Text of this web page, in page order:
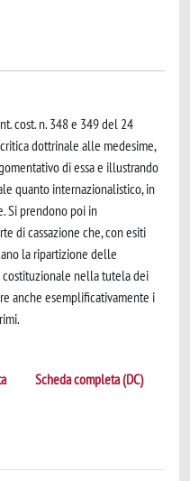
cost. n. 348 e 349 del 24
dottrinale alle medesime,
di essa e illustrando
quanto internazionalistico, in
Si prendono poi in
di cassazione che, con esiti
la ripartizione delle
nella tutela dei
anche esemplificativamente i
Scheda completa (DC)